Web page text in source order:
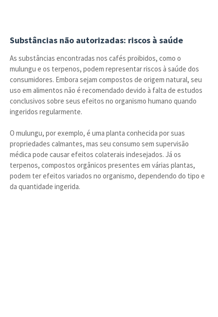
Substâncias não autorizadas: riscos à saúde
As substâncias encontradas nos cafés proibidos, como o
mulungu e os terpenos, podem representar riscos à saúde dos
consumidores. Embora sejam compostos de origem natural, seu
uso em alimentos não é recomendado devido à falta de estudos
conclusivos sobre seus efeitos no organismo humano quando
ingeridos regularmente.
O mulungu, por exemplo, é uma planta conhecida por suas
propriedades calmantes, mas seu consumo sem supervisão
médica pode causar efeitos colaterais indesejados. Já os
terpenos, compostos orgânicos presentes em várias plantas,
podem ter efeitos variados no organismo, dependendo do tipo e
da quantidade ingerida.